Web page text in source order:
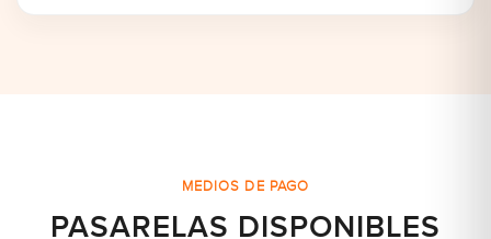
MEDIOS DE PAGO
PASARELAS DISPONIBLES